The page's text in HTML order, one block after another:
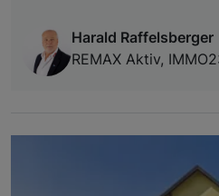
Harald Raffelsberger
REMAX Aktiv,